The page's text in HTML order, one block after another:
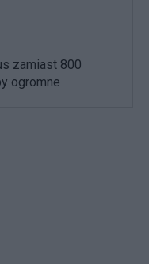
zamiast 800
ogromne